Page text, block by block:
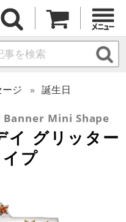
ージ 誕生日
Mini Shape
イ グリッター
プ